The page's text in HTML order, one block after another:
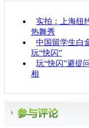
实拍：上海纽
热舞秀
中国留学生白
玩“快闪”
玩“快闪”避提
相